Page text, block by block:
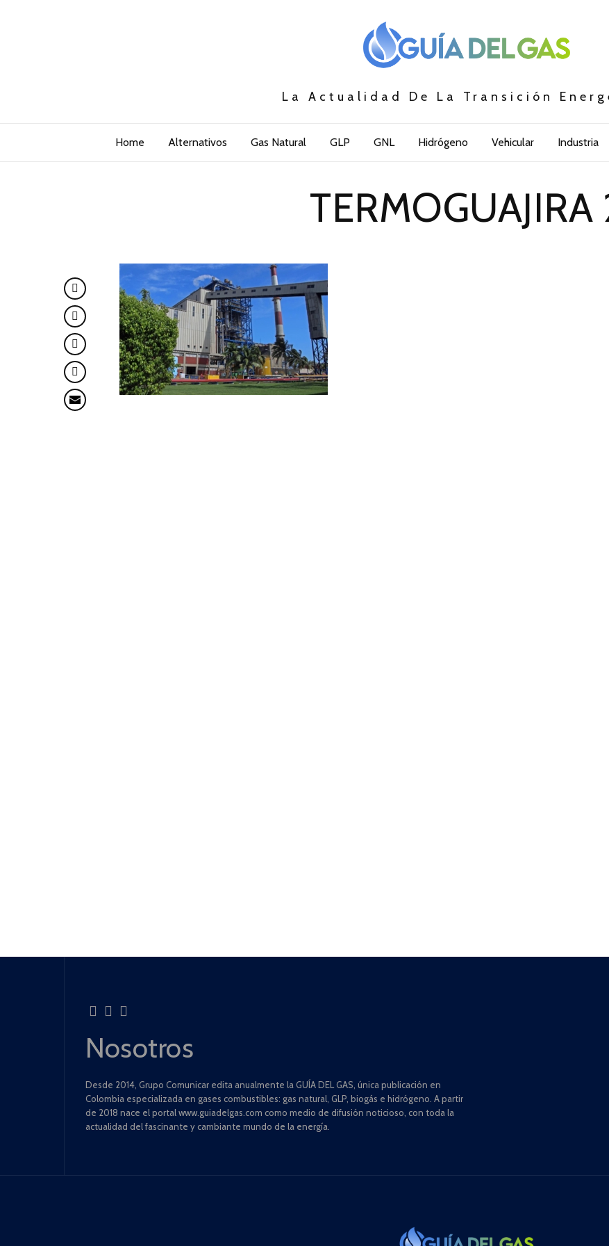
La Actualidad De La Transición
Home Alternativos Gas Natural GLP GNL Hidrógeno Vehicular Industria
TERMOGUAJIRA
Nosotros
Desde 2014, Grupo Comunicar edita anualmente la GUÍA DEL GAS, única publicación en
Colombia especializada en gases combustibles: gas natural, GLP, biogás e hidrógeno. A partir
de 2018 nace el portal www.guiadelgas.com como medio de difusión noticioso, con toda la
actualidad del fascinante y cambiante mundo de la energía.